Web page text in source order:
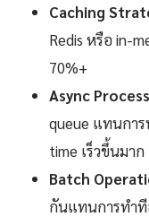
Caching
Redis หรือ in-
70%+
Async
queue แทนการ
time เร็วขึ้นมาก
Batch
กันแทนการทำที